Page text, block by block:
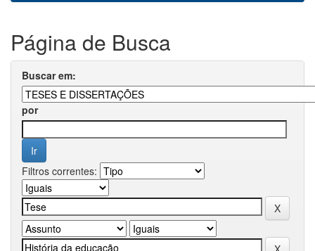
Página de Busca
Buscar em:
por
Filtros correntes: